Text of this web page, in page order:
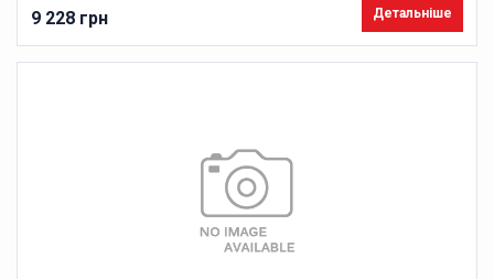
9 228 грн Детальніше